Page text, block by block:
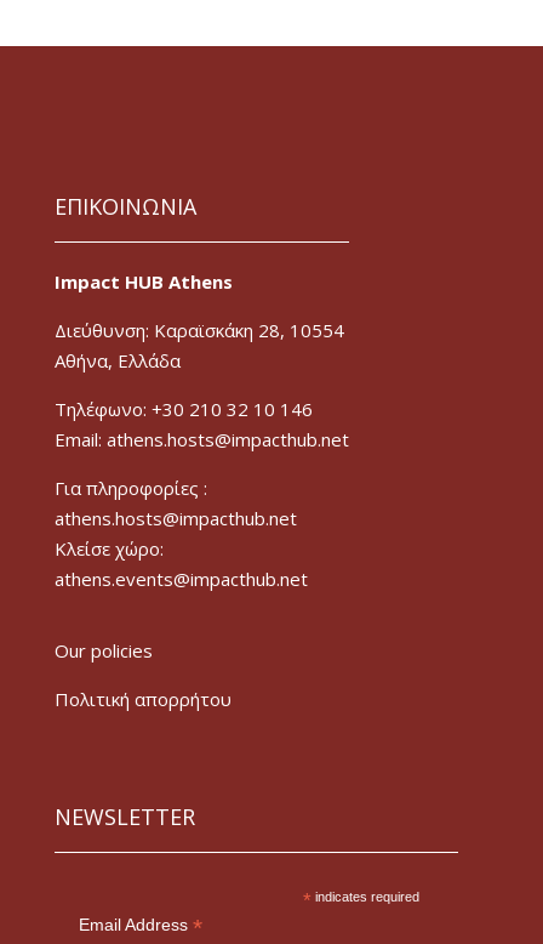
ΕΠΙΚΟΙΝΩΝΙΑ
Impact HUB Athens
Διεύθυνση: Καραϊσκάκη 28, 10554
Αθήνα, Ελλάδα
Τηλέφωνο: +30 210 32 10 146
Email: athens.hosts@impacthub.net
Για πληροφορίες :
athens.hosts@impacthub.net
Κλείσε χώρο:
athens.events@impacthub.net
Our policies
Πολιτική απορρήτου
NEWSLETTER
* indicates required
Email Address *